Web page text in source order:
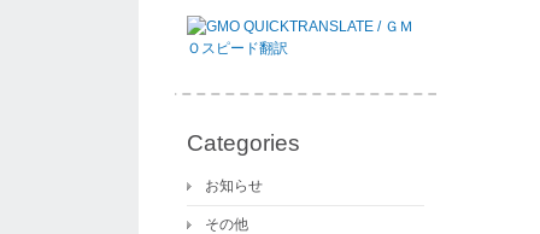
Categories
お知らせ
その他